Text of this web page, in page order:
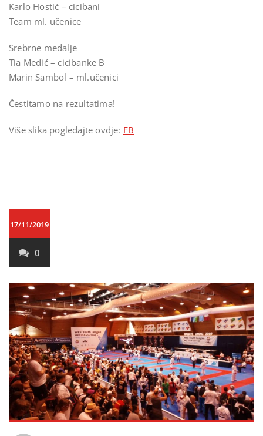
Karlo Hostić – cicibani
Team ml. učenice
Srebrne medalje
Tia Medić – cicibanke B
Marin Sambol – ml.učenici
Čestitamo na rezultatima!
Više slika pogledajte ovdje: FB
17/11/2019
0